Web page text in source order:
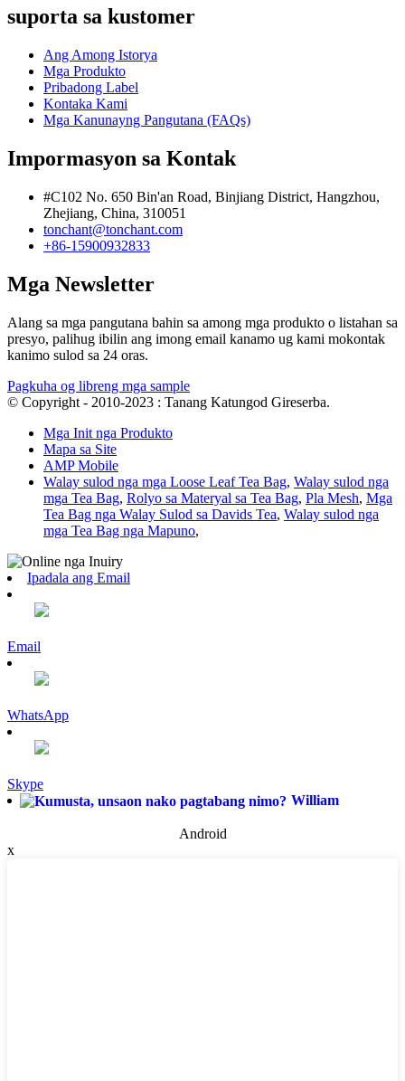
suporta sa kustomer
Ang Among Istorya
Mga Produkto
Pribadong Label
Kontaka Kami
Mga Kanunayng Pangutana (FAQs)
Impormasyon sa Kontak
#C102 No. 650 Bin'an Road, Binjiang District, Hangzhou,
Zhejiang, China, 310051
tonchant@tonchant.com
+86-15900932833
Mga Newsletter
Alang sa mga pangutana bahin sa among mga produkto o listahan sa
presyo, palihug ibilin ang imong email kanamo ug kami mokontak
kanimo sulod sa 24 oras.
Pagkuha og libreng mga sample
© Copyright - 2010-2023 : Tanang Katungod Gireserba.
Mga Init nga Produkto
Mapa sa Site
AMP Mobile
Walay sulod nga mga Loose Leaf Tea Bag, Walay sulod nga
mga Tea Bag, Rolyo sa Materyal sa Tea Bag, Pla Mesh, Mga
Tea Bag nga Walay Sulod sa Davids Tea, Walay sulod nga
mga Tea Bag nga Mapuno,
Ipadala ang Email
Email
WhatsApp
Skype
William
Android
x